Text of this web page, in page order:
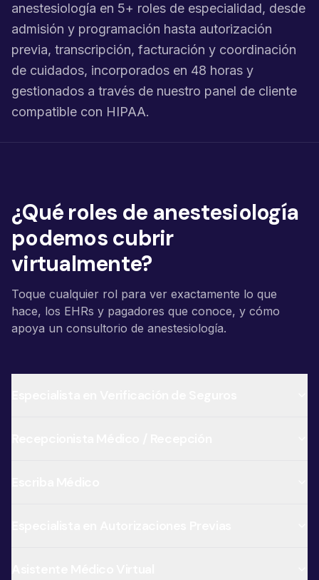
anestesiología en 5+ roles de especialidad, desde
admisión y programación hasta autorización
previa, transcripción, facturación y coordinación
de cuidados, incorporados en 48 horas y
gestionados a través de nuestro panel de cliente
compatible con HIPAA.
¿Qué roles de anestesiología
podemos cubrir
virtualmente?
Toque cualquier rol para ver exactamente lo que
hace, los EHRs y pagadores que conoce, y cómo
apoya un consultorio de anestesiología.